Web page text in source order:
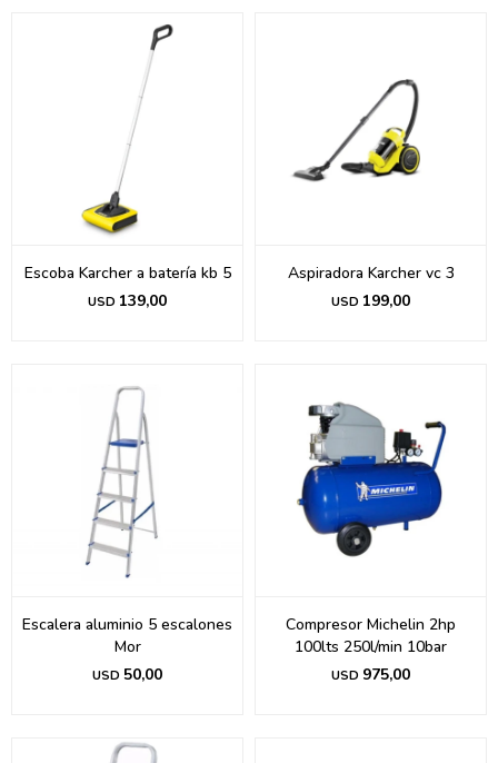
Escoba Karcher a batería kb 5
USD 139,00
Aspiradora Karcher vc 3
USD 199,00
Escalera aluminio 5 escalones
Mor
USD 50,00
Compresor Michelin 2hp
100lts 250l/min 10bar
USD 975,00